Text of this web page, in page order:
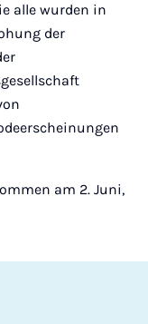
alle wurden in
der
am 2. Juni,